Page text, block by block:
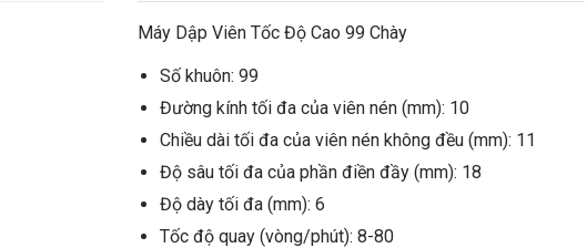
Máy Dập Viên Tốc Độ Cao 99 Chày
Số khuôn: 99
Đường kính tối đa của viên nén (mm): 10
Chiều dài tối đa của viên nén không đều (mm): 11
Độ sâu tối đa của phần điền đầy (mm): 18
Độ dày tối đa (mm): 6
Tốc độ quay (vòng/phút): 8-80